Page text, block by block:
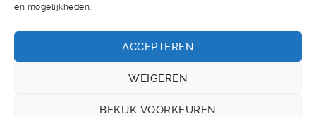
en mogelijkheden.
ACCEPTEREN
WEIGEREN
BEKIJK VOORKEUREN
kennis door middels van een persoonlijk gesprek. Via
achterlaten en wij zullen zo spoedig mogelijk